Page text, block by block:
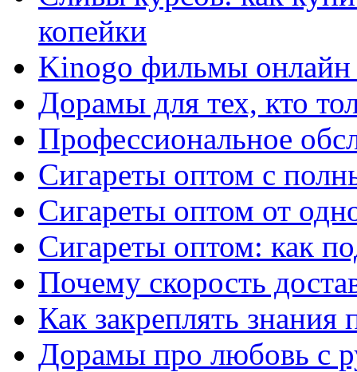
копейки
Kinogo фильмы онлайн
Дорамы для тех, кто
Профессиональное
Сигареты оптом с
Сигареты оптом от
Сигареты оптом: как
Почему скорость
Как закреплять знания
Дорамы про любовь с